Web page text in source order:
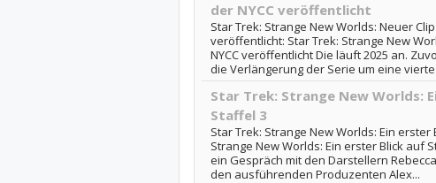
der NYCC veröffentlicht
Star Trek: Strange New Worlds: Neuer
veröffentlicht: Star Trek: Strange New
NYCC veröffentlicht Die läuft 2025 an.
die Verlängerung der Serie um eine
Star Trek: Strange New Worlds:
Staffel 3
Star Trek: Strange New Worlds: Ein erster
Strange New Worlds: Ein erster Blick auf
ein Gespräch mit den Darstellern
den ausführenden Produzenten Alex...